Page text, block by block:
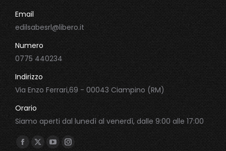
Email
edilsabesrl@libero.it
Numero
0775 440234
Indirizzo
Via Enzo Ferrari,69 - 00043 Ciampino (RM)
Orario
Siamo aperti dal lunedì al venerdì, dalle 9:00 alle 17:00
Ci puoi trovare su:
Facebook
X
YouTubeInstagram